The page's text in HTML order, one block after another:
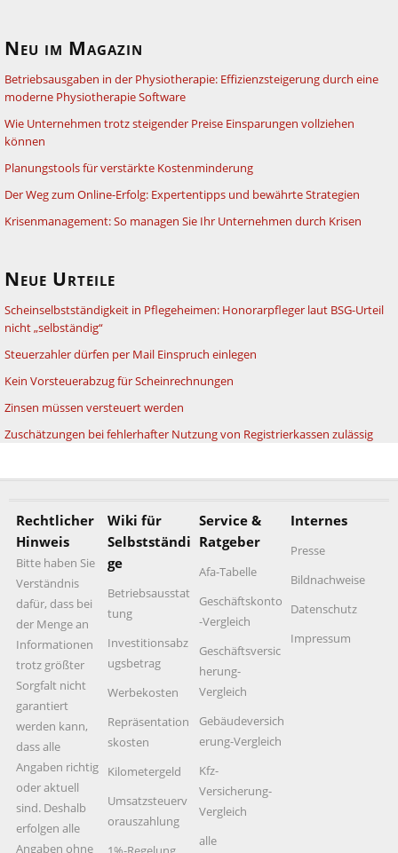
Neu im Magazin
Betriebsausgaben in der Physiotherapie: Effizienzsteigerung durch eine
moderne Physiotherapie Software
Wie Unternehmen trotz steigender Preise Einsparungen vollziehen
können
Planungstools für verstärkte Kostenminderung
Der Weg zum Online-Erfolg: Expertentipps und bewährte Strategien
Krisenmanagement: So managen Sie Ihr Unternehmen durch Krisen
Neue Urteile
Scheinselbstständigkeit in Pflegeheimen: Honorarpfleger laut BSG-Urteil
nicht „selbständig“
Steuerzahler dürfen per Mail Einspruch einlegen
Kein Vorsteuerabzug für Scheinrechnungen
Zinsen müssen versteuert werden
Zuschätzungen bei fehlerhafter Nutzung von Registrierkassen zulässig
Rechtlicher
Hinweis
Bitte haben Sie
Verständnis
dafür, dass bei
der Menge an
Informationen
trotz größter
Sorgfalt nicht
garantiert
werden kann,
dass alle
Angaben richtig
oder aktuell
sind. Deshalb
erfolgen alle
Angaben ohne
Wiki für
Selbstständi
ge
Betriebsausstat
tung
Investitionsabz
ugsbetrag
Werbekosten
Repräsentation
skosten
Kilometergeld
Umsatzsteuerv
orauszahlung
Service &
Ratgeber
Afa-Tabelle
Geschäftskonto
-Vergleich
Geschäftsversic
herung-
Vergleich
Gebäudeversich
erung-Vergleich
Kfz-
Versicherung-
Vergleich
alle
Internes
Presse
Bildnachweise
Datenschutz
Impressum